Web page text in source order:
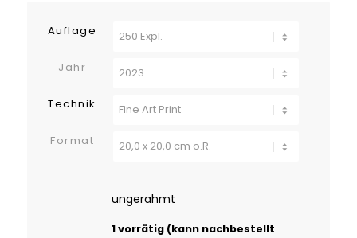
Auflage
Jahr
Technik
Format
ungerahmt
1 vorrätig (kann nachbestellt